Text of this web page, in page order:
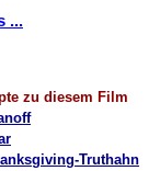
...
zu diesem Film
Truthahn